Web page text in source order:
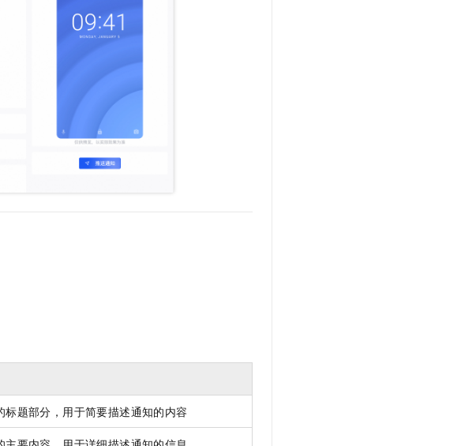
标题部分，用于简要描述通知的内容
Qoder HOT
秒悟
云端极速 AI 应用创作平台
建站小程序
定制建站
模板小程序
定制小程序
APP 开发